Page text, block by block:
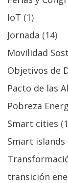
IoT (1)
Jornada (14)
Movilidad
Objetivos de
Pacto de las
Pobreza
Smart cities
Smart islands
transición